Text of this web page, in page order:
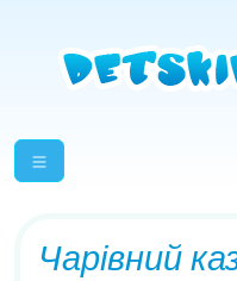
Чарівний